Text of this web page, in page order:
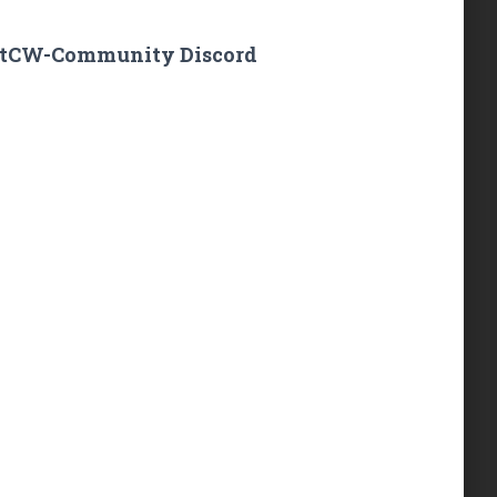
Community Discord